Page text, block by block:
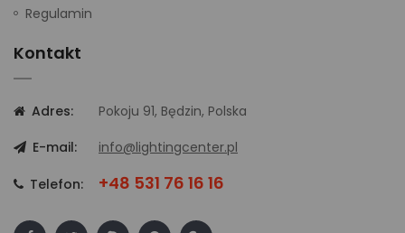
Regulamin
Kontakt
Adres:
Pokoju 91, Będzin, Polska
E-mail:
info@lightingcenter.pl
Telefon: +48 531 76 16 16